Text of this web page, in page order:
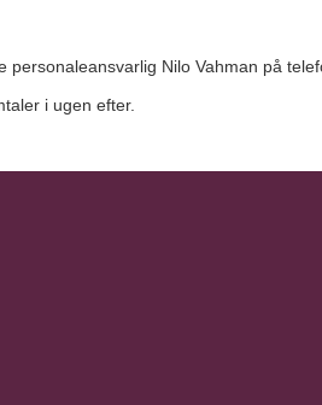
Nilo Vahman på
i ugen efter.